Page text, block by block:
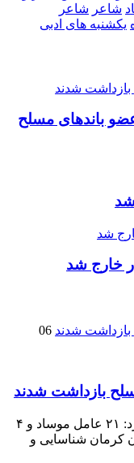
شاعر شاعر
یکشنبه های ادبی
عامل موساد و ۴ عضو باند‌های مسلح
06
محمودآباد آنلاین : وزارت اطلاعات اعلام کرد: ۲۱ عامل موساد و ۴
کرمان شناسایی و